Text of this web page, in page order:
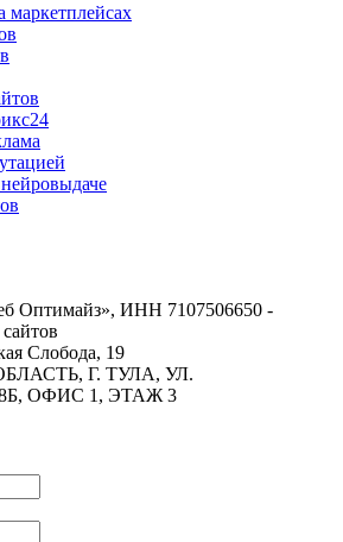
Оптимайз», ИНН 7107506650 -
Слобода, 19
Г. ТУЛА, УЛ.
ОФИС 1, ЭТАЖ 3